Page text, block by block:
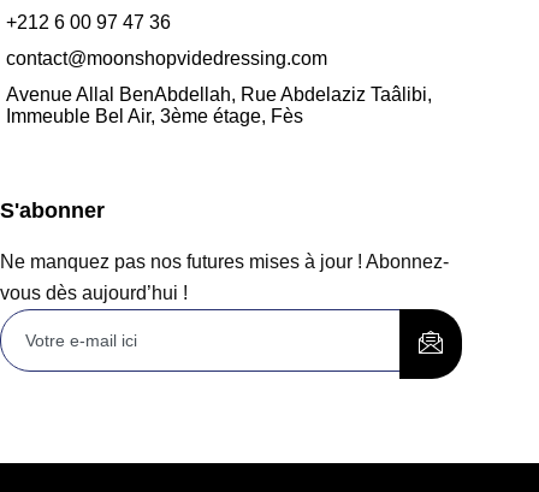
+212 6 00 97 47 36
contact@moonshopvidedressing.com
Avenue Allal BenAbdellah, Rue Abdelaziz Taâlibi,
Immeuble Bel Air, 3ème étage, Fès
S'abonner
Ne manquez pas nos futures mises à jour ! Abonnez-
vous dès aujourd’hui !